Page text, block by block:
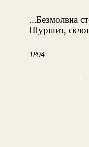
...Безмолвна
Шуршит,
1894